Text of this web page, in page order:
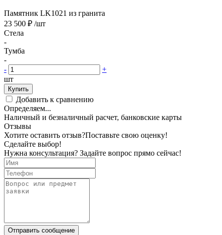
Памятник LK1021 из гранита
23 500 ₽ /шт
Стела
-
Тумба
-
-
+
шт
Купить
Добавить к сравнению
Определяем...
Наличный и безналичный расчет, банковские карты
Отзывы
Хотите оставить отзыв?Поставьте свою оценку!
Сделайте выбор!
Нужна консультация? Задайте вопрос прямо сейчас!
Отправить сообщение